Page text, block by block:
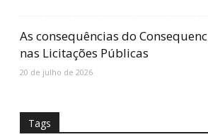
As consequências do
nas Licitações Públicas
20 de julho de 2026
Tags